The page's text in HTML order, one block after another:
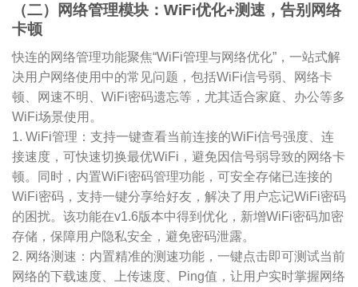
（二）网络管理模块：WiFi优化+测速，告别网络
卡顿
快连的网络管理功能聚焦“WiFi管理与网络优化”，一站式解
决用户网络使用中的常见问题，包括WiFi信号弱、网络卡
顿、网速不明、WiFi密码遗忘等，尤其适合家庭、办公等多
WiFi场景使用。
1. WiFi管理：支持一键查看当前连接的WiFi信号强度、连
接速度，可快速切换最优WiFi，避免因信号弱导致的网络卡
顿。同时，内置WiFi密码管理功能，可安全存储已连接的
WiFi密码，支持一键分享给好友，解决了用户忘记WiFi密码
的困扰。该功能在v1.6版本中得到优化，新增WiFi密码加密
存储，保障用户隐私安全，避免密码泄露。
2. 网络测速：内置精准的测速功能，一键点击即可测试当前
网络的下载速度、上传速度、Ping值，让用户实时掌握网络